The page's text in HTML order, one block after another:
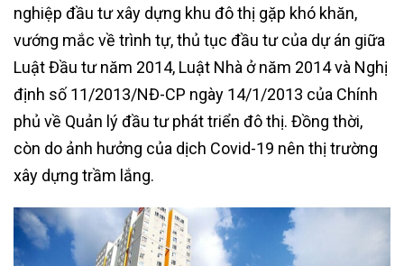
nghiệp đầu tư xây dựng khu đô thị gặp khó khăn,
vướng mắc về trình tự, thủ tục đầu tư của dự án giữa
Luật Đầu tư năm 2014, Luật Nhà ở năm 2014 và Nghị
định số 11/2013/NĐ-CP ngày 14/1/2013 của Chính
phủ về Quản lý đầu tư phát triển đô thị. Đồng thời,
còn do ảnh hưởng của dịch Covid-19 nên thị trường
xây dựng trầm lắng.